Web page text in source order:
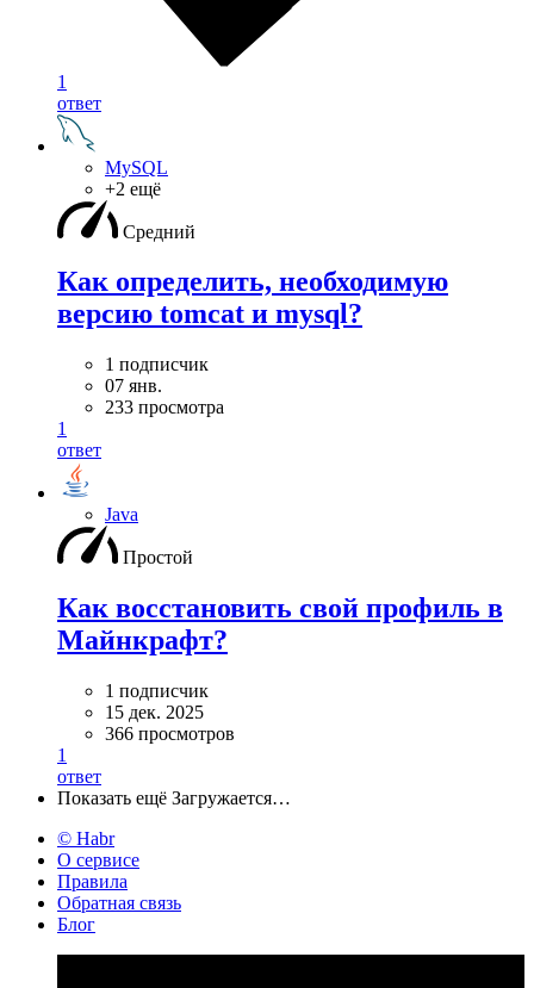
1
ответ
MySQL
+2 ещё
Средний
Как определить, необходимую
версию tomcat и mysql?
1 подписчик
07 янв.
233 просмотра
1
ответ
Java
Простой
Как восстановить свой профиль в
Майнкрафт?
1 подписчик
15 дек. 2025
366 просмотров
1
ответ
Показать ещё Загружается…
© Habr
О сервисе
Правила
Обратная связь
Блог